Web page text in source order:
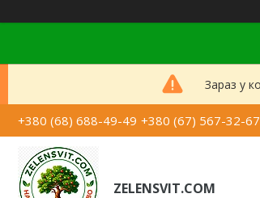
Зараз у
+380 (68) 688-49-49 +380 (67) 567-32-67
ZELENSVIT.COM